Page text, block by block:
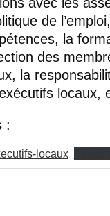
de
la
des
la
locaux,
:
locaux